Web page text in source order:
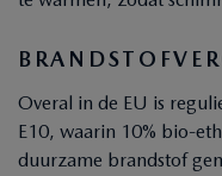
Overal in de EU is
E10, waarin 10% bio-
duurzame brandstof